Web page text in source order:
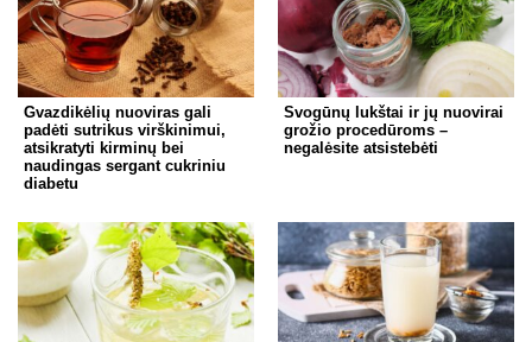
Gvazdikėlių nuoviras gali
padėti sutrikus virškinimui,
atsikratyti kirminų bei
naudingas sergant cukriniu
diabetu
Svogūnų lukštai ir jų nuovirai
grožio procedūroms –
negalėsite atsistebėti